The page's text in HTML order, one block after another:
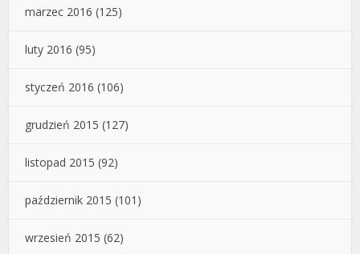
marzec 2016 (125)
luty 2016 (95)
styczeń 2016 (106)
grudzień 2015 (127)
listopad 2015 (92)
październik 2015 (101)
wrzesień 2015 (62)